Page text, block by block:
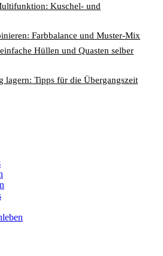
Kuschel- und
Farbbalance und Muster-Mix
Hüllen und Quasten selber
lagern: Tipps für die Übergangszeit